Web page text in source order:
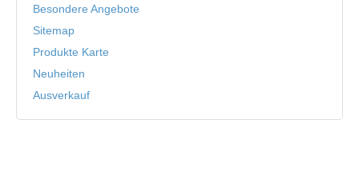
Besondere Angebote
Sitemap
Produkte Karte
Neuheiten
Ausverkauf